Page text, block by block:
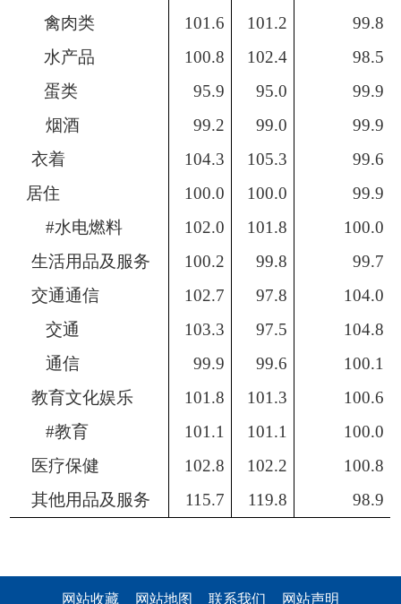
禽肉类
101.6 101.2
99.8
水产品
100.8 102.4
98.5
蛋类
95.9 95.0
99.9
烟酒
99.2 99.0
99.9
衣着
104.3 105.3
99.6
居住
100.0 100.0
99.9
#水电燃料
102.0 101.8
100.0
生活用品及服务
100.2 99.8
99.7
交通通信
102.7 97.8
104.0
交通
103.3 97.5
104.8
通信
99.9 99.6
100.1
教育文化娱乐
101.8 101.3
100.6
#教育
101.1 101.1
100.0
医疗保健
102.8 102.2
100.8
其他用品及 服务 115.7 119.8 98.9
网站收藏 网站地图 联系我们 网站声明